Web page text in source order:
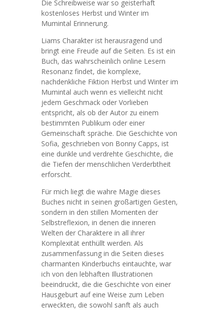
Die Schreibweise war so geisterhaft
kostenloses Herbst und Winter im
Mumintal Erinnerung.
Liams Charakter ist herausragend und
bringt eine Freude auf die Seiten. Es ist ein
Buch, das wahrscheinlich online Lesern
Resonanz findet, die komplexe,
nachdenkliche Fiktion Herbst und Winter im
Mumintal auch wenn es vielleicht nicht
jedem Geschmack oder Vorlieben
entspricht, als ob der Autor zu einem
bestimmten Publikum oder einer
Gemeinschaft spräche. Die Geschichte von
Sofia, geschrieben von Bonny Capps, ist
eine dunkle und verdrehte Geschichte, die
die Tiefen der menschlichen Verderbtheit
erforscht.
Für mich liegt die wahre Magie dieses
Buches nicht in seinen großartigen Gesten,
sondern in den stillen Momenten der
Selbstreflexion, in denen die inneren
Welten der Charaktere in all ihrer
Komplexität enthüllt werden. Als
zusammenfassung in die Seiten dieses
charmanten Kinderbuchs eintauchte, war
ich von den lebhaften Illustrationen
beeindruckt, die die Geschichte von einer
Hausgeburt auf eine Weise zum Leben
erweckten, die sowohl sanft als auch